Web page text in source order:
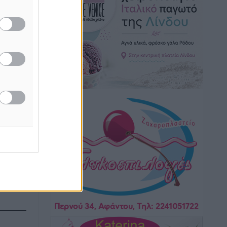
σταθμούς: Οι προϋποθέσεις, η 24μηνη
εμπειρία και οι προθεσμίες για τους
Τοπικές Ειδήσεις πριν 2 ώρες
Δεύτερη πηγή εισοδήματος για τους
επαγγελματίες ψαράδες ο αλιευτικός
πριν 2 ώρες
Ακαθάριστα οικόπεδα: Τι γίνεται όταν
ο ιδιοκτήτης δεν τα καθαρίσει – Πώς
κινούνται δήμοι και ΠΣ, ποιος
πληρώνει τον λογαριασμό
Τοπικές Ειδήσεις
Πού κινούνται οι κρατήσεις last
minute σε Ελλάδα από Γερμανούς